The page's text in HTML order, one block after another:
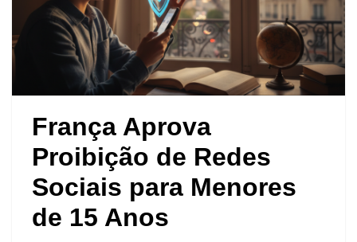
França Aprova
Proibição de Redes
Sociais para Menores
de 15 Anos